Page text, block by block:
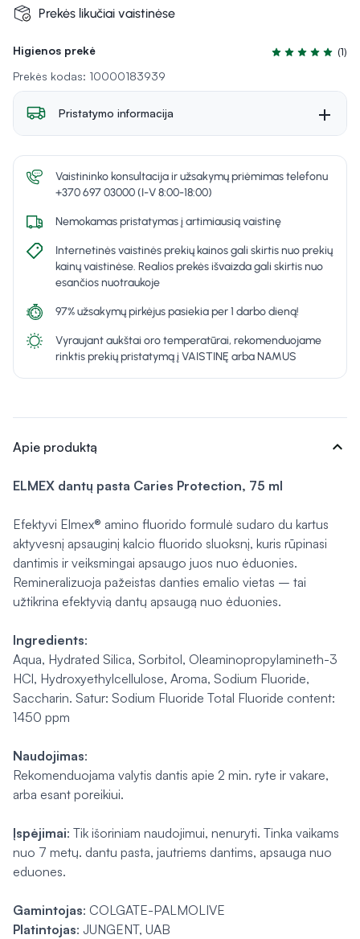
Higienos prekė
Įvertinimas 5.0
(1)
Prekės kodas: 10000183939
Prekės likučiai vaistinėse
Pristatymo informacija
Vaistininko konsultacija ir užsakymų priėmimas telefonu
+370 697 03000 (I-V 8:00-18:00)
Nemokamas pristatymas į artimiausią vaistinę
Internetinės vaistinės prekių kainos gali skirtis nuo prekių
kainų vaistinėse. Realios prekės išvaizda gali skirtis nuo
esančios nuotraukoje
97% užsakymų pirkėjus pasiekia per 1 darbo dieną!
Vyraujant aukštai oro temperatūrai, rekomenduojame
rinktis prekių pristatymą į VAISTINĘ arba NAMUS
Apie produktą expand_more
ELMEX dantų pasta Caries Protection, 75 ml
Efektyvi Elmex® amino fluorido formulė sudaro du kartus
aktyvesnį apsauginį kalcio fluorido sluoksnį, kuris rūpinasi
dantimis ir veiksmingai apsaugo juos nuo ėduonies.
Remineralizuoja pažeistas danties emalio vietas – tai
užtikrina efektyvią dantų apsaugą nuo ėduonies.
Ingredients:
Aqua, Hydrated Silica, Sorbitol, Oleaminopropylamineth-3
HCl, Hydroxyethylcellulose, Aroma, Sodium Fluoride,
Saccharin. Satur: Sodium Fluoride Total Fluoride content:
1450 ppm
Naudojimas:
Rekomenduojama valytis dantis apie 2 min. ryte ir vakare,
arba esant poreikiui.
Įspėjimai: Tik išoriniam naudojimui, nenuryti. Tinka vaikams
nuo 7 metų. dantu pasta, jautriems dantims, apsauga nuo
eduones.
Gamintojas: COLGATE-PALMOLIVE
Platintojas: JUNGENT, UAB